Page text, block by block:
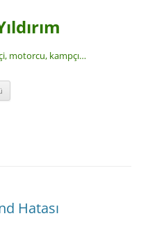
motorcu, kampçı…
Hatası